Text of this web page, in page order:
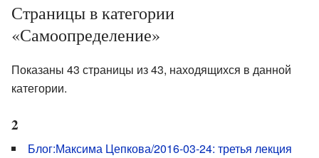
Страницы в категории
«Самоопределение»
Показаны 43 страницы из 43, находящихся в данной
категории.
2
Блог:Максима Цепкова/2016-03-24: третья лекция